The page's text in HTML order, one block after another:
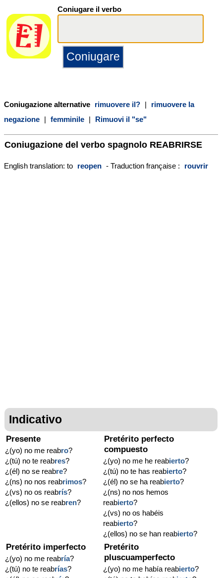
Coniugare il verbo
Coniugazione alternative rimuovere il? |
rimuovere la
negazione | femminile | Rimuovi il "se"
Coniugazione del verbo spagnolo REABRIRSE
English translation: to reopen - Traduction française : rouvrir
Indicativo
Presente
¿(yo) no me reabro?
¿(tú) no te reabres?
¿(él) no se reabre?
¿(ns) no nos reabrimos?
¿(vs) no os reabrís?
¿(ellos) no se reabren?
Pretérito perfecto
compuesto
¿(yo) no me he reabierto?
¿(tú) no te has reabierto?
¿(él) no se ha reabierto?
¿(ns) no nos hemos
reabierto?
¿(vs) no os habéis
reabierto?
¿(ellos) no se han reabierto?
Pretérito imperfecto
¿(yo) no me reabría?
¿(tú) no te reabrías?
Pretérito
pluscuamperfecto
¿(yo) no me había reabierto?